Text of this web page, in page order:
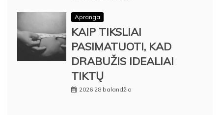
Apranga
KAIP TIKSLIAI
PASIMATUOTI, KAD
DRABUŽIS IDEALIAI
TIKTŲ
2026 28 balandžio